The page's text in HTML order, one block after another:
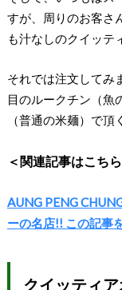
すが、周りのお客さ
も汁なしのクイッテ
それでは注文してみ
目のルークチン（魚
（普通の米麺）で頂
＜関連記事はこち
AUNG PENG
ーの名店!! この記事
クイッティ